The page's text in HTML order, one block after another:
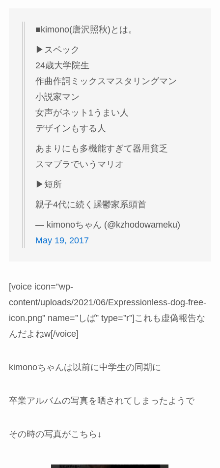
■kimono(唐沢照秋)とは。
▶︎スペック
24歳大学院生
作曲作詞ミックスマスタリングマン
小説家マン
女声がネット1うまい人
デザインもする人
あまりにも多機能すぎて器用貧乏
スマブラでいうマリオ
▶︎短所
親子4代に続く躁鬱家系頭首
— kimonoちゃん (@kzhodowameku)
May 19, 2017
[voice icon=”wp-
content/uploads/2021/06/Expressionless-dog-free-
icon.png” name=”しば” type=”r”]これも虚偽報告な
んだよねw[/voice]
kimonoちゃんは以前に中学生の同期に
卒業アルバムの写真を晒されてしまったようで
その時の写真がこちら↓